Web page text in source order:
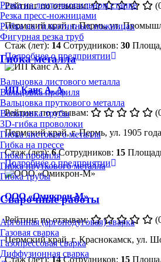
Резка на ленточнопильном станке
Резка пресс-ножницами
Рубка на гильотинных ножницах
Фигурная резка труб
Гибка металла
Вальцовка листового металла
Вальцовка профиля
Вальцовка пруткового металла
Вальцовка трубы
3D-гибка проволоки
Гибка листового металла
Гибка на прессе
Гибка профиля
Гибка пруткового металла
Гибка трубы
Сварочные работы
Аргонная (аргонодуговая) сварка
Газовая сварка
Газопрессовая сварка
Диффузионная сварка
Рейтинг по отзывам:
Пермский край, г. Пермь, ул.
Стаж (лет): 14 Сотрудников: 30
Подробнее о предприятии
ИП Канс А. А.
Рейтинг по отзывам:
Пермский край, г. Пермь, ул. 1905
Стаж (лет):6 Сотрудников: 15
Подробнее о предприятии
ООО «Омикрон-М»
Рейтинг по отзывам:
Пермский край, г. Краснокамск, ул.
Стаж (лет):14 Сотрудников: 15